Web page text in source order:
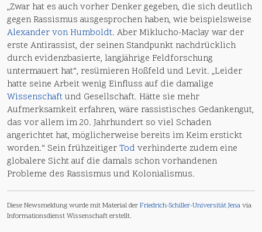
„Zwar hat es auch vorher Denker gegeben, die sich deutlich
gegen Rassismus ausgesprochen haben, wie beispielsweise
Alexander von Humboldt. Aber Miklucho-Maclay war der
erste Antirassist, der seinen Standpunkt nachdrücklich
durch evidenzbasierte, langjährige Feldforschung
untermauert hat“, resümieren Hoßfeld und Levit. „Leider
hatte seine Arbeit wenig Einfluss auf die damalige
Wissenschaftund Gesellschaft. Hätte sie mehr
Aufmerksamkeit erfahren, wäre rassistisches Gedankengut,
das vor allem im 20. Jahrhundert so viel Schaden
angerichtet hat, möglicherweise bereits im Keim erstickt
worden.“ Sein frühzeitigerTod verhinderte zudem eine
globalere Sicht auf die damals schon vorhandenen
Probleme des Rassismus und Kolonialismus.
Diese Newsmeldung wurde mit Material derFriedrich-Schiller-Universität Jenavia
Informationsdienst Wissenschaft erstellt.